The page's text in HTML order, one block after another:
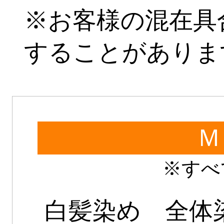
※お客様の混在具
することがあり
※すべ
白髪染め 全体